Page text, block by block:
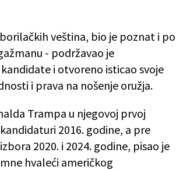
veština, bio je poznat i po
- podržavao je
i otvoreno isticao svoje
i prava na nošenje oružja.
Trampa u njegovoj prvoj
2016. godine, a pre
2020. i 2024. godine, pisao je
hvaleći američkog